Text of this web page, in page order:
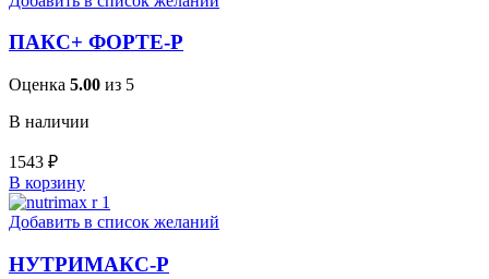
ПАКС+ ФОРТЕ-Р
Оценка 5.00 из 5
В наличии
1543 ₽
В корзину
Добавить в список желаний
НУТРИМАКС-Р